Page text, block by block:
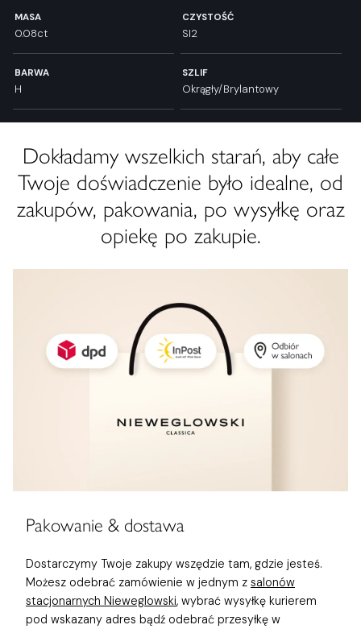
MASA
0.08ct
CZYSTOŚĆ
SI2
BARWA
H
SZLIF
Okrągły/Brylantowy
Dokładamy wszelkich starań, aby całe
Twoje doświadczenie było idealne, od
zakupów, pakowania, po wysyłkę oraz
opiekę po zakupie.
Pakowanie & dostawa
Dostarczymy Twoje zakupy wszędzie tam, gdzie jesteś.
Możesz odebrać zamówienie w jednym z salonów
stacjonarnych Nieweglowski, wybrać wysyłkę kurierem
pod wskazany adres bądź odebrać przesyłkę w